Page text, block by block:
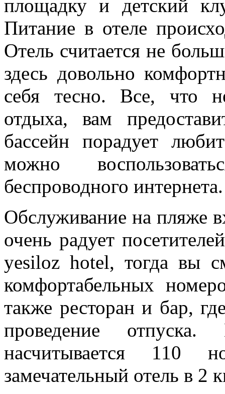
площадку и детский
Питание в отеле
Отель считается не
здесь довольно
себя тесно. Все, что
отдыха, вам
бассейн порадует
можно
беспроводного интернета.
Обслуживание на пляже
очень радует
yesiloz hotel, тогда вы
комфортабельных
также ресторан и бар,
проведение
насчитывается 110
замечательный отель в 2